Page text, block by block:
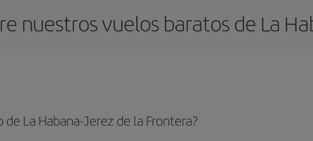
nuestros vuelos baratos de La
La Habana-Jerez de la Frontera?